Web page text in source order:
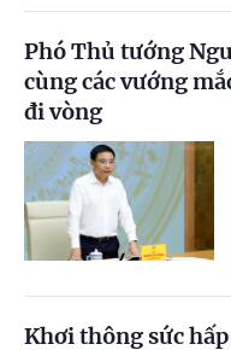
Phó Thủ tướng
cùng các vướng
đi vòng
Khơi thông sức